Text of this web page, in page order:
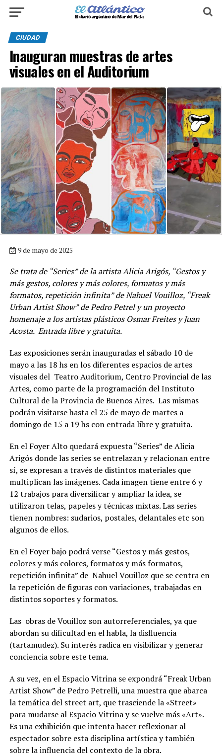
CIUDAD
Inauguran muestras de artes
visuales en el Auditorium
9 de mayo de 2025
Se trata de “Series” de la artista Alicia Arigós, “Gestos y
más gestos, colores y más colores, formatos y más
formatos, repetición infinita” de Nahuel Vouilloz, “Freak
Urban Artist Show” de Pedro Petrel y un proyecto
homenaje a los artistas plásticos Osmar Freites y Juan
Acosta. Entrada libre y gratuita.
Las exposiciones serán inauguradas el sábado 10 de
mayo a las 18 hs en los diferentes espacios de artes
visuales del Teatro Auditorium, Centro Provincial de las
Artes, como parte de la programación del Instituto
Cultural de la Provincia de Buenos Aires. Las mismas
podrán visitarse hasta el 25 de mayo de martes a
domingo de 15 a 19 hs con entrada libre y gratuita.
En el Foyer Alto quedará expuesta “Series” de Alicia
Arigós donde las series se entrelazan y relacionan entre
sí, se expresan a través de distintos materiales que
multiplican las imágenes. Cada imagen tiene entre 6 y
12 trabajos para diversificar y ampliar la idea, se
utilizaron telas, papeles y técnicas mixtas. Las series
tienen nombres: sudarios, postales, delantales etc son
algunos de ellos.
En el Foyer bajo podrá verse “Gestos y más gestos,
colores y más colores, formatos y más formatos,
repetición infinita” de Nahuel Vouilloz que se centra en
la repetición de figuras con variaciones, trabajadas en
distintos soportes y formatos.
Las obras de Vouilloz son autorreferenciales, ya que
abordan su dificultad en el habla, la disfluencia
(tartamudez). Su interés radica en visibilizar y generar
conciencia sobre este tema.
A su vez, en el Espacio Vitrina se expondrá “Freak Urban
Artist Show” de Pedro Petrelli, una muestra que abarca
la temática del street art, que trasciende la «Street»
para mudarse al Espacio Vitrina y se vuelve más «Art».
Es una exhibición que intenta hacer reflexionar al
espectador sobre esta disciplina artística y también
sobre la influencia del contexto de la obra.